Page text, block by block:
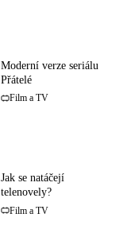
Moderní verze seriálu
Přátelé
Film a TV
Jak se natáčejí
telenovely?
Film a TV